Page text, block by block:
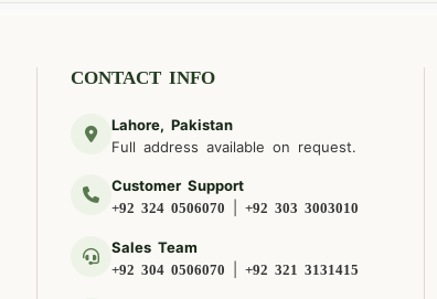
CONTACT INFO
Lahore, Pakistan
Full address available on request.
Customer Support
+92 324 0506070 |+92 303 3003010
Sales Team
+92 304 0506070 |+92 321 3131415